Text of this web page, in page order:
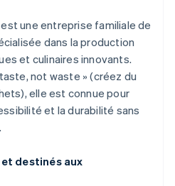
Marketplace
une entreprise familiale de
dans la production
et culinaires innovants.
not waste » (créez du
elle est connue pour
et la durabilité sans
destinés aux